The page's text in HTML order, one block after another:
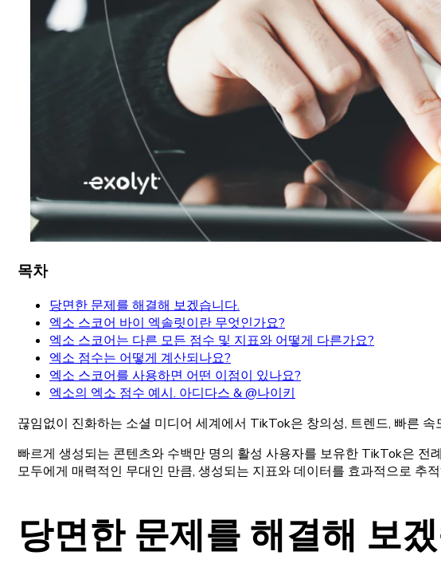
목차
당면한 문제를 해결해 보겠습니다.
엑소 스코어 바이 엑솔릿이란 무엇인가요?
엑소 스코어는 다른 모든 점수 및 지표와 어떻게 다른가요?
엑소 점수는 어떻게 계산되나요?
엑소 스코어를 사용하면 어떤 이점이 있나요?
엑소의 엑소 점수 예시. 아디다스 & @나이키
끊임없이 진화하는 소셜 미디어 세계에서 TikTok은 창의성, 트렌드, 빠른
빠르게 생성되는 콘텐츠와 수백만 명의 활성 사용자를 보유한 TikTok은
모두에게 매력적인 무대인 만큼, 생성되는 지표와 데이터를 효과적으로 추
당면한 문제를 해결해 보